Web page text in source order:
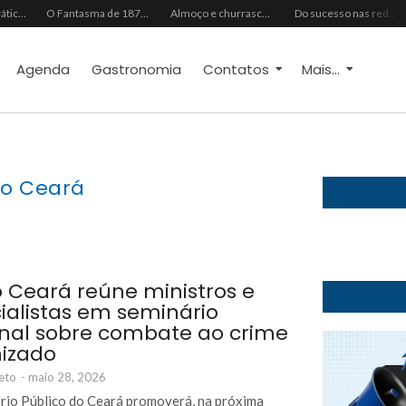
Do vaidoso ao prático: veja lista com ideias de presentes Avon para cada perfil de pai O Fantasma de 1877 e o Alerta de 2027: O Reciprocidalismo Como Escudo Contra o Novo El NiñoPh.D. Nizomar Falcão Almoço e churrasco de Dia dos Pais impulsionam vendas no varejo alimentar Do sucesso nas redes sociais à revelação no cenário musical, Beniicio Abraão lança “Me Perdeu”
Agenda Gastronomia Contatos Mais...
Ceará
Ceará reúne ministros e
em seminário
sobre combate ao crime
- maio 28, 2026
Público do Ceará promoverá, na próxima